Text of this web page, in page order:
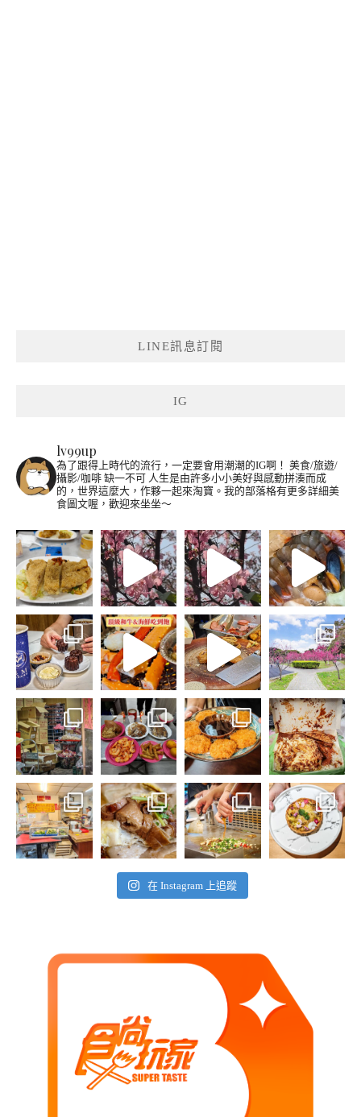
LINE訊息訂閱
IG
lv99up
為了跟得上時代的流行，一定要會用潮潮的IG啊！ 美食/旅遊/
攝影/咖啡 缺一不可 人生是由許多小小美好與感動拼湊而成
的，世界這麼大，作夥一起來淘寶。我的部落格有更多詳細美
食圖文喔，歡迎來坐坐～
在 Instagram 上追蹤